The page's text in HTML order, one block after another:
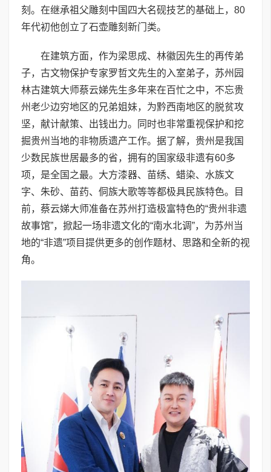
刻。在继承祖父雕刻中国四大名砚技艺的基础上，80
年代初他创立了石壶雕刻新门类。
在建筑方面，作为梁思成、林徽因先生的再传弟
子，古文物保护专家罗哲文先生的入室弟子，苏州园
林古建筑大师蔡云娣先生多年来在百忙之中，不忘贵
州老少边穷地区的兄弟姐妹，为黔西南地区的脱贫攻
坚，献计献策、出钱出力。同时也非常重视保护和挖
掘贵州当地的非物质遗产工作。据了解，贵州是我国
少数民族世居最多的省，拥有的国家级非遗有60多
项，是全国之最。大方漆器、苗绣、蜡染、水族文
字、朱砂、苗药、侗族大歌等等都极具民族特色。目
前，蔡云娣大师准备在苏州打造极富特色的“贵州非遗
故事馆”，掀起一场非遗文化的“南水北调”，为苏州当
地的“非遗”项目提供更多的创作题材、思路和全新的视
角。